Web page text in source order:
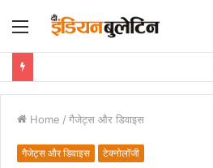
Menu
Home / गैजेट्स और डिवाइस
गैजेट्स और डिवाइस टेक्नोलॉजी